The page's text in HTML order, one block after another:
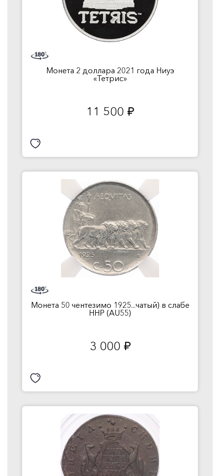
Монета 2 доллара 2021 года Ниуэ
«Тетрис»
11 500 руб.
Монета 50 чентезимо 1925...чатый) в слабе
ННР (AU55)
3 000 руб.